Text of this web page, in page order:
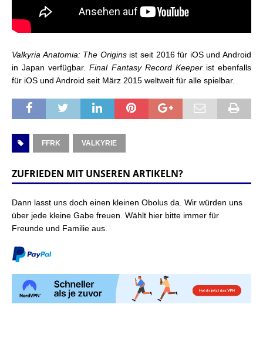
Valkyria Anatomia: The Originsist seit 2016 für iOS und Android
in Japan verfügbar.Final Fantasy Record Keeperist ebenfalls
für iOS und Android seit März 2015 weltweit für alle spielbar.
FFRK VALKYRIE
ZUFRIEDEN MIT UNSEREN ARTIKELN?
Dann lasst uns doch einen kleinen Obolus da. Wir würden uns
über jede kleine Gabe freuen. Wählt hier bitte immer für
Freunde und Familie aus.